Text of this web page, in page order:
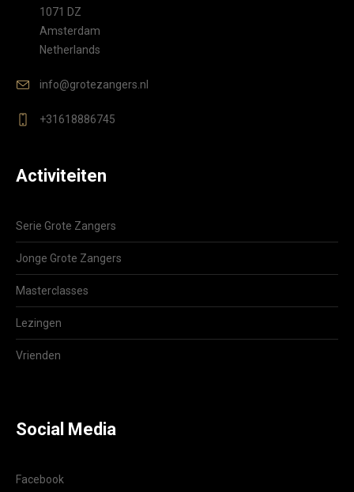
1071 DZ
Amsterdam
Netherlands
info@grotezangers.nl
+31618886745
Activiteiten
Serie Grote Zangers
Jonge Grote Zangers
Masterclasses
Lezingen
Vrienden
Social Media
Facebook